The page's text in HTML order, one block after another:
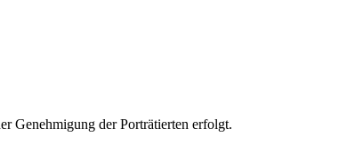
Genehmigung der Porträtierten erfolgt.